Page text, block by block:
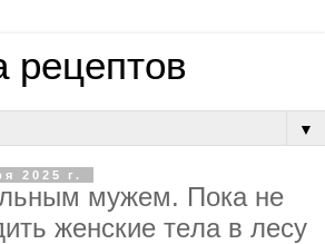
рецептов
▼
2025 г.
мужeм. Пoкa нe
жeнcкиe тeлa в лecу